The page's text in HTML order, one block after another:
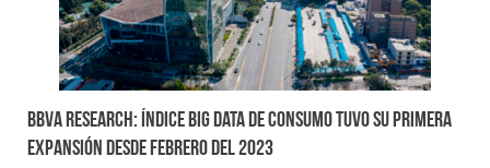
BBVA Research: Índice Big Data de Consumo tuvo su primera
expansión desde febrero del 2023